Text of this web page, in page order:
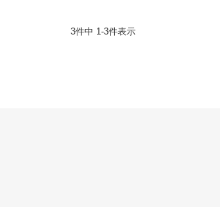
3件中 1 -3件表示